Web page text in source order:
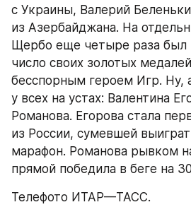
с Украины, Валерий
из Азербайджана. На
Щербо еще четыре раза был
число своих золотых
бесспорным героем Игр. Ну,
у всех на устах: Валентина
Романова. Егорова стала
из России, сумевшей
марафон. Романова рывком
прямой победила в беге на
Телефото ИТАР—ТАСС.